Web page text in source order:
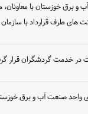
برق خوزستان با معاونان،
طرف قرارداد با سازمان
در خدمت گردشگران قرار
واحد صنعت آب و برق